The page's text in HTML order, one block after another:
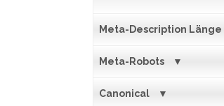
Meta-Description Länge
Meta-Robots
Canonical